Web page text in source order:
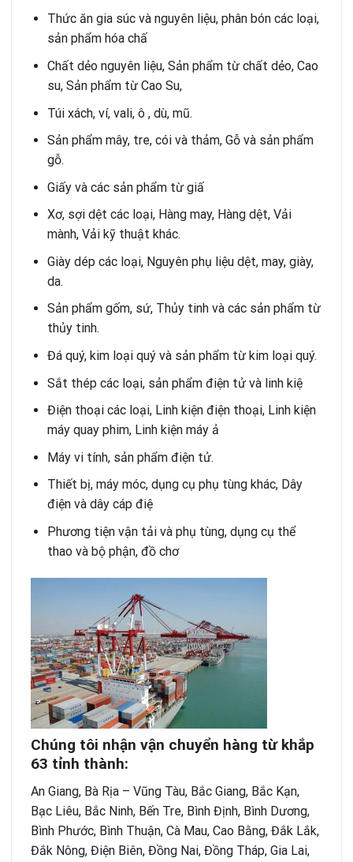
Thức ăn gia súc và nguyên liệu, phân bón các loại,
sản phẩm hóa chấ
Chất dẻo nguyên liệu, Sản phẩm từ chất dẻo, Cao
su, Sản phẩm từ Cao Su,
Túi xách, ví, vali, ô , dù, mũ.
Sản phẩm mây, tre, cói và thảm, Gỗ và sản phẩm
gỗ.
Giấy và các sản phẩm từ giấ
Xơ, sợi dệt các loại, Hàng may, Hàng dệt, Vải
mành, Vải kỹ thuật khác.
Giày dép các loại, Nguyên phụ liệu dệt, may, giày,
da.
Sản phẩm gốm, sứ, Thủy tinh và các sản phẩm từ
thủy tinh.
Đá quý, kim loại quý và sản phẩm từ kim loại quý.
Sắt thép các loại, sản phẩm điện tử và linh kiệ
Điện thoại các loại, Linh kiện điện thoại, Linh kiện
máy quay phim, Linh kiện máy ả
Máy vi tính, sản phẩm điện tử.
Thiết bị, máy móc, dụng cụ phụ tùng khác, Dây
điện và dây cáp điệ
Phương tiện vận tải và phụ tùng, dụng cụ thể
thao và bộ phận, đồ chơ
Chúng tôi nhận vận chuyển hàng từ khắp
63 tỉnh thành:
An Giang, Bà Rịa – Vũng Tàu, Bắc Giang, Bắc Kạn,
Bạc Liêu, Bắc Ninh, Bến Tre, Bình Định, Bình Dương,
Bình Phước, Bình Thuận, Cà Mau, Cao Bằng, Đắk Lắk,
Đắk Nông, Điện Biên, Đồng Nai, Đồng Tháp, Gia Lai,